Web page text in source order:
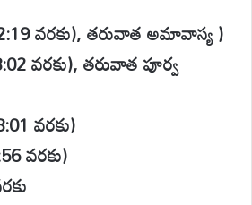
వరకు), తరువాత అమావాస్య )
వరకు), తరువాత పూర్వ
వరకు)
వరకు)